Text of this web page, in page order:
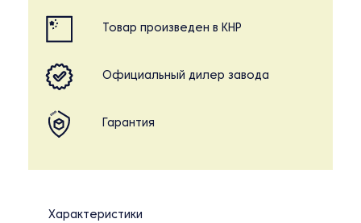
Товар произведен в КНР
Официальный дилер завода
Гарантия
Характеристики